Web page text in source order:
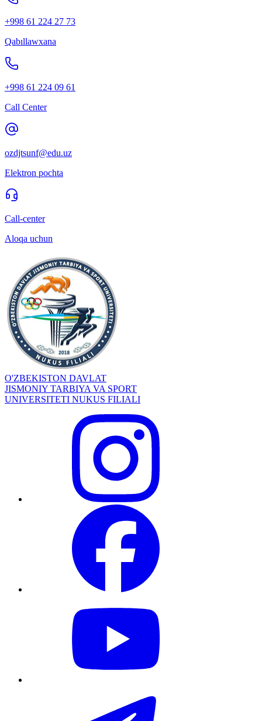
+998 61 224 27 73
Qabıllawxana
+998 61 224 09 61
Call Center
ozdjtsunf@edu.uz
Elektron pochta
Call-center
Aloqa uchun
O'ZBEKISTON DAVLAT
JISMONIY TARBIYA VA SPORT
UNIVERSITETI NUKUS FILIALI